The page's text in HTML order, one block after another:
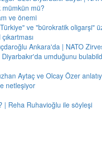
mü?
ve önemi
ve "bürokratik oligarşi"
Ankara'da | NATO
umduğunu
Aytaç ve Olcay Özer
netleşiyor
| Reha Ruhavioğlu ile söyleşi